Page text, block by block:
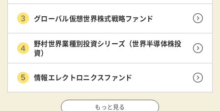
グローバル仮想世界株式戦略ファンド
野村世界業種別投資シリーズ（世界半導体株投
資）
情報エレクトロニクスファンド
もっと見る